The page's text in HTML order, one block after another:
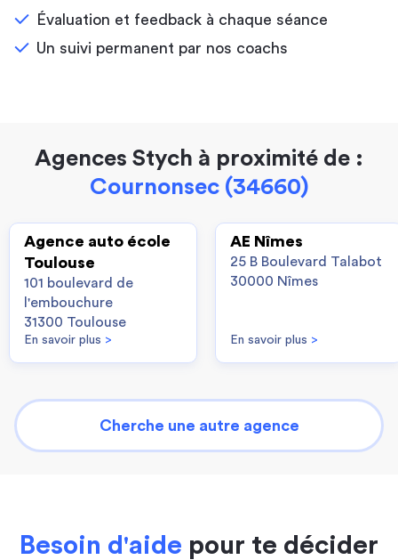
Évaluation et feedback à chaque séance
Un suivi permanent par nos coachs
Agences Stych à proximité de :
Cournonsec (34660)
Agence auto école
Toulouse
101 boulevard de
l'embouchure
31300 Toulouse
En savoir plus >
AE Nîmes
25 B Boulevard Talabot
30000 Nîmes
En savoir plus >
Cherche une autre agence
Besoin d'aide pour te décider